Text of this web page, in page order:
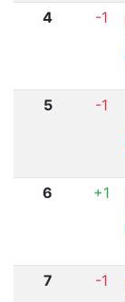
4 -1
5 -1
6 +1
7 -1